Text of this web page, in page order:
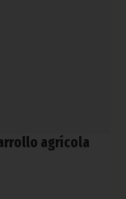
agrícola